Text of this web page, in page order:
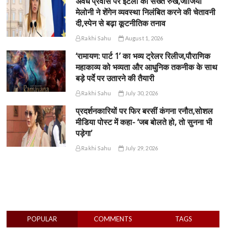
मेलोनी ने शेंगेन व्यवस्था निलंबित करने की चेतावनी
दी,स्पेन से बढ़ा कूटनीतिक तनाव
Rakhi Sahu August 1, 2026
‘रामायण: पार्ट 1’ का भव्य ट्रेलर रिलीज,पौराणिक
महाकाव्य को भव्यता और आधुनिक तकनीक के साथ
बड़े पर्दे पर उतारने की तैयारी
Rakhi Sahu July 30, 2026
प्रदर्शनकारियों पर फिर बरसीं कंगना रनौत,सोशल
मीडिया पोस्ट में कहा- ‘जब बोलते हो, तो सुनना भी
पड़ेगा’
Rakhi Sahu July 29, 2026
POPULAR COMMENTS TAGS